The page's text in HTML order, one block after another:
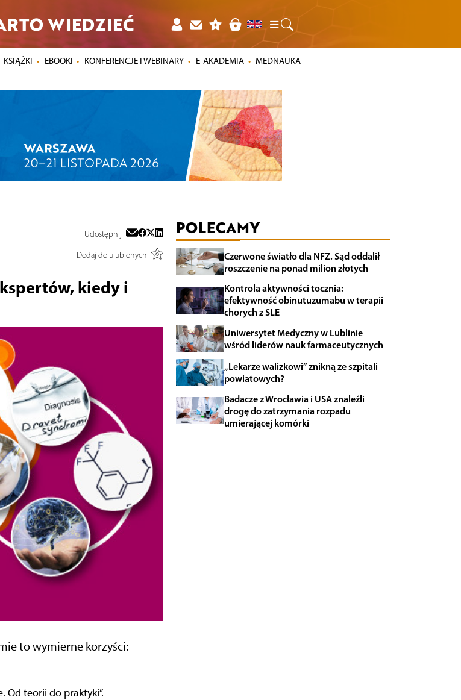
WIEDZIEĆ
KSIĄŻKI EBOOKI KONFERENCJE I WEBINARY E-AKADEMIA MEDNAUKA
Udostępnij
Dodaj do ulubionych
kiedy i
to wymierne korzyści:
Od teorii do praktyki”.
POLECAMY
Czerwone światło dla NFZ. Sąd oddalił
roszczenie na ponad milion złotych
Kontrola aktywności tocznia:
efektywność obinutuzumabu w terapii
chorych z SLE
Uniwersytet Medyczny w Lublinie
wśród liderów nauk farmaceutycznych
„Lekarze walizkowi” znikną ze szpitali
powiatowych?
Badacze z Wrocławia i USA znaleźli
drogę do zatrzymania rozpadu
umierającej komórki